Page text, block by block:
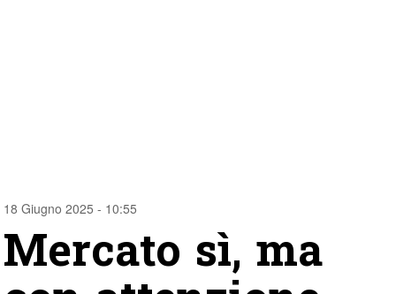
18 Giugno 2025 - 10:55
Mercato sì, ma